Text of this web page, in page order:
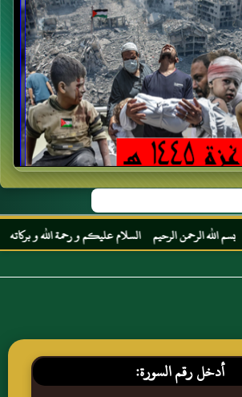
بسم الله الرحمن الرحيم السلام عليكم و رحمة الله و بركاته
أدخل رقم السورة: